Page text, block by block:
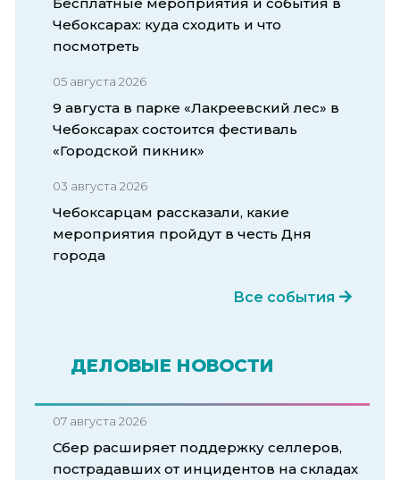
Чебоксарах: куда сходить и что
посмотреть
05 августа 2026
9 августа в парке «Лакреевский лес» в
Чебоксарах состоится фестиваль
«Городской пикник»
03 августа 2026
Чебоксарцам рассказали, какие
мероприятия пройдут в честь Дня
города
Все события
ДЕЛОВЫЕ НОВОСТИ
07 августа 2026
Сбер расширяет поддержку селлеров,
пострадавших от инцидентов на складах